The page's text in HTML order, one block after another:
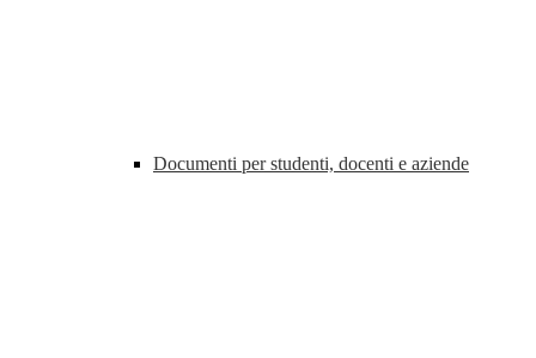
Documenti per studenti, docenti e aziende